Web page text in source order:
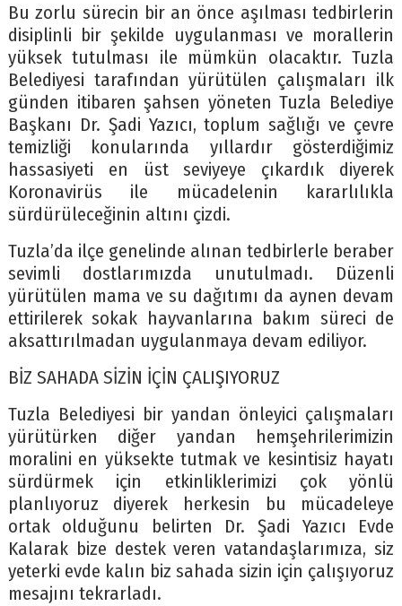
Bu zorlu sürecin bir an önce aşılması tedbirlerin
disiplinli bir şekilde uygulanması ve morallerin
yüksek tutulması ile mümkün olacaktır. Tuzla
Belediyesi tarafından yürütülen çalışmaları ilk
günden itibaren şahsen yöneten Tuzla Belediye
Başkanı Dr. Şadi Yazıcı, toplum sağlığı ve çevre
temizliği konularında yıllardır gösterdiğimiz
hassasiyeti en üst seviyeye çıkardık diyerek
Koronavirüs ile mücadelenin kararlılıkla
sürdürüleceğinin altını çizdi.
Tuzla’da ilçe genelinde alınan tedbirlerle beraber
sevimli dostlarımızda unutulmadı. Düzenli
yürütülen mama ve su dağıtımı da aynen devam
ettirilerek sokak hayvanlarına bakım süreci de
aksattırılmadan uygulanmaya devam ediliyor.
BİZ SAHADA SİZİN İÇİN ÇALIŞIYORUZ
Tuzla Belediyesi bir yandan önleyici çalışmaları
yürütürken diğer yandan hemşehrilerimizin
moralini en yüksekte tutmak ve kesintisiz hayatı
sürdürmek için etkinliklerimizi çok yönlü
planlıyoruz diyerek herkesin bu mücadeleye
ortak olduğunu belirten Dr. Şadi Yazıcı Evde
Kalarak bize destek veren vatandaşlarımıza, siz
yeterki evde kalın biz sahada sizin için çalışıyoruz
mesajını tekrarladı.